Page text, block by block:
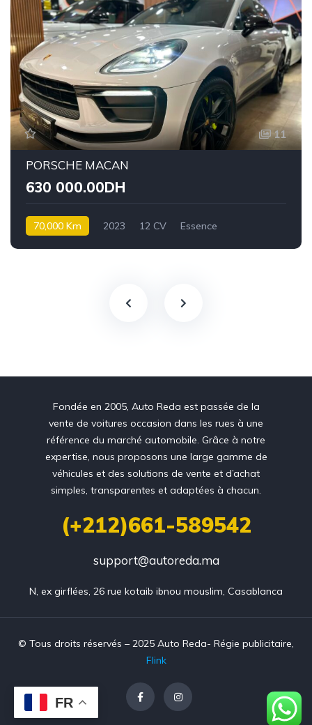
11
PORSCHE MACAN
630 000.00DH
70,000 Km 2023 12 CV Essence
Fondée en 2005, Auto Reda est passée de la
vente de voitures occasion dans les rues à une
référence du marché automobile. Grâce à notre
expertise, nous proposons une large gamme de
véhicules et des solutions de vente et d’achat
simples, transparentes et adaptées à chacun.
(+212)661-589542
support@autoreda.ma
N, ex girflées, 26 rue kotaib ibnou mouslim, Casablanca
© Tous droits réservés – 2025 Auto Reda- Régie publicitaire,
Flink
FR